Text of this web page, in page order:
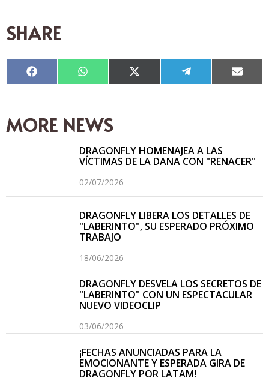
SHARE
Compartir
en
Compartir
en
Compartir
en
Compartir
en en
MORE NEWS
DRAGONFLY HOMENAJEA A LAS
VÍCTIMAS DE LA DANA CON "RENACER"
02/07/2026
DRAGONFLY LIBERA LOS DETALLES DE
"LABERINTO", SU ESPERADO PRÓXIMO
TRABAJO
18/06/2026
DRAGONFLY DESVELA LOS SECRETOS DE
"LABERINTO" CON UN ESPECTACULAR
NUEVO VIDEOCLIP
03/06/2026
¡FECHAS ANUNCIADAS PARA LA
EMOCIONANTE Y ESPERADA GIRA DE
DRAGONFLY POR LATAM!